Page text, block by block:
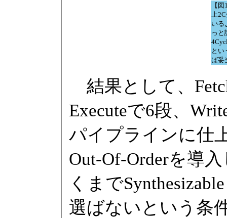
【
上
いる
っと
とい
ば妥
結果として、
Executeで6段、
パイプラインに仕
Out-Of-Orderを導
くまで
選ばないという条